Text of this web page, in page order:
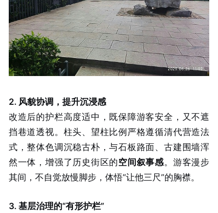
2. 风貌协调，提升沉浸感
改造后的护栏高度适中，既保障游客安全，又不遮
挡巷道透视。柱头、望柱比例严格遵循清代营造法
式，整体色调沉稳古朴，与石板路面、古建围墙浑
然一体，增强了历史街区的空间叙事感。游客漫步
其间，不自觉放慢脚步，体悟“让他三尺”的胸襟。
3. 基层治理的“有形护栏”